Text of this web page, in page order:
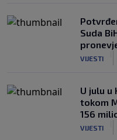
Suda
VIJESTI
U julu u
tokom
156
VIJESTI